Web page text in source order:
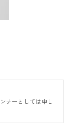
ナーとしては申し